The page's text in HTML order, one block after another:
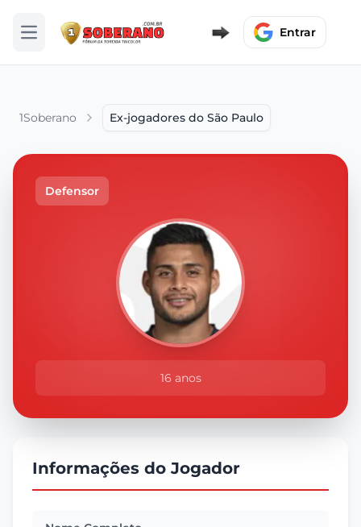
Abrir menu Entrar
1Soberano Ex-jogadores do São Paulo
Defensor
16 anos
Informações do Jogador